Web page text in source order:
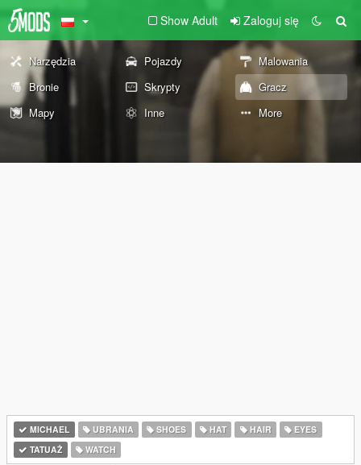
Show Adult Zaloguj się
Narzędzia Pojazdy
Malowania
Bronie
Skrypty
Gracz
Mapy
Inne More
MICHAEL UBRANIA SHOES HAT HAIR
EYES
TATUAŻ
WATCH